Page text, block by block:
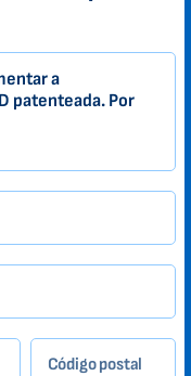
Código postal